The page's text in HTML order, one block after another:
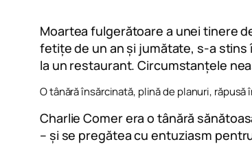
Moartea fulgerătoare a unei tinere
fetițe de un an și jumătate, s-a stins
la un restaurant. Circumstanțele
O tânără însărcinată, plină de planuri, răpusă
Charlie Comer era o tânără
– și se pregătea cu entuziasm